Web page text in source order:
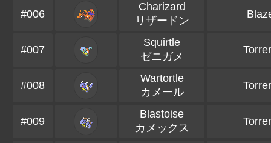
#006
Charizard
リザードン
#007
Squirtle
ゼニガメ
#008
Wartortle
カメール
#009
Blastoise
カメックス